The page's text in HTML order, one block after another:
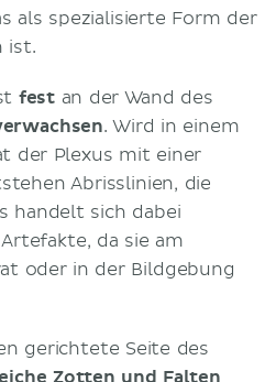
als spezialisierte Form der
ist.
fest an der Wand des
. Wird in einem
der Plexus mit einer
Abrisslinien, die
handelt sich dabei
da sie am
oder in der Bildgebung
gerichtete Seite des
Zotten und Falten